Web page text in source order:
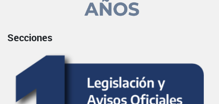
Secciones